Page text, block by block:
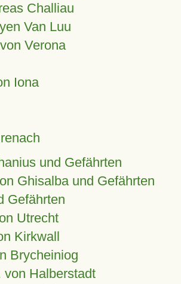
Challiau
Van Luu
Verona
Iona
und Gefährten
Ghisalba und Gefährten
Gefährten
Utrecht
Kirkwall
Brycheiniog
von Halberstadt